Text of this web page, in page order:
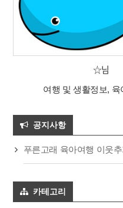
☆님
여행 및 생활정보, 육
공지사항
푸른고래 육아여행 이웃
카테고리